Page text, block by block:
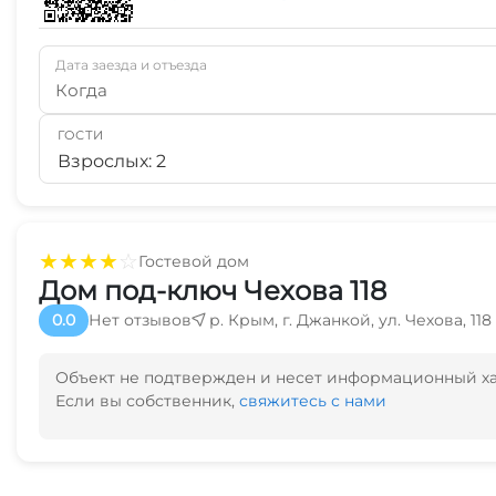
★★★★☆Гостевой дом
Дом под-ключ Чехова 118
0.0 Нет отзывов р. Крым, г. Джанкой, ул. Чехова, 118
Объект не подтвержден и несет информационный
Если вы собственник, свяжитесь с нами
Дата заезда и отъезда
Когда
ГОСТИ
Взрослых: 2